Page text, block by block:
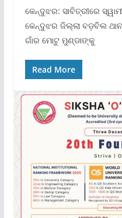
କେନ୍ଦୁଝର: ସାବିତ୍ରୀରେ
କେନ୍ଦୁଝର ଜିଲ୍ଲା ବଡ଼ବିଲ
ଗାଁର ମୋଟୁ ମୁଣ୍ଡାଙ୍କୁ
Read More